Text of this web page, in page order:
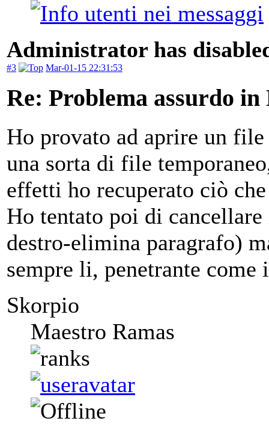
Administrator has
#3 Mar-01-15 22:31:53
Re: Problema assurdo in
Ho provato ad aprire un
una sorta di file
effetti ho recuperato ciò
Ho tentato poi di
destro-elimina paragrafo)
sempre li, penetrante come
Skorpio
Maestro Ramas